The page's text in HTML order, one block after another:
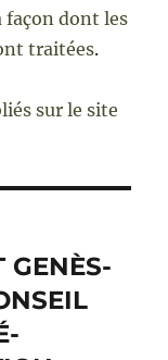
façon dont les
traitées.
sur le site
GENÈS-